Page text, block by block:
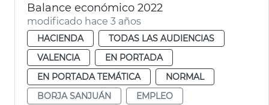
Balance económico 2022
modificado hace 3 años
HACIENDA
TODAS LAS AUDIENCIAS
VALENCIA
EN PORTADA
EN PORTADA TEMÁTICA
NORMAL
BORJA SANJUÁN
EMPLEO